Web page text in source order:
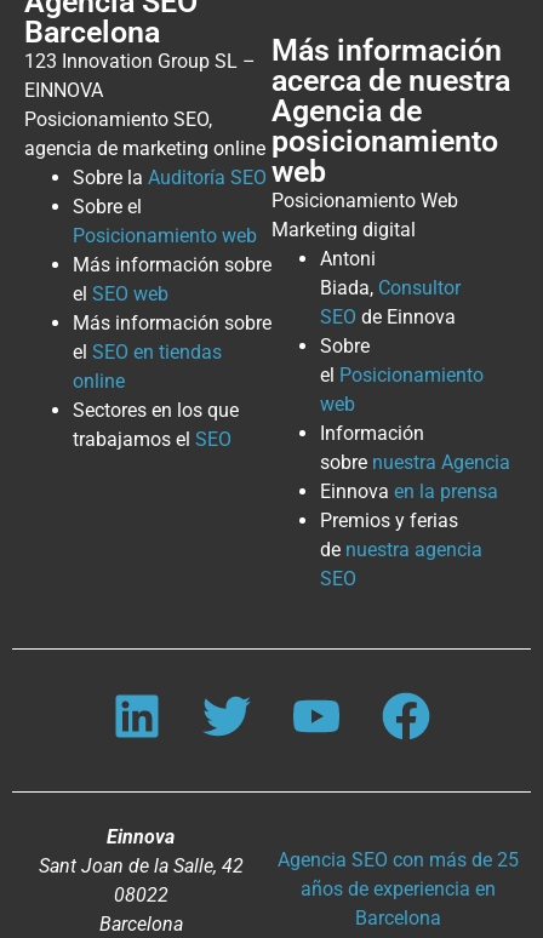
Barcelona
123 Innovation Group SL –
EINNOVA
Posicionamiento SEO,
agencia de marketing online
Sobre la Auditoría SEO
Sobre el
Posicionamiento web
Más información sobre
el SEO web
Más información sobre
el SEO en tiendas
online
Sectores en los que
trabajamos el SEO
Más información
acerca de nuestra
Agencia de
posicionamiento
web
Posicionamiento Web
Marketing digital
Antoni
Biada, Consultor
SEO de Einnova
Sobre
el Posicionamiento
web
Información
sobre nuestra Agencia
Einnova en la prensa
Premios y ferias
de nuestra agencia
SEO
Einnova
Sant Joan de la Salle, 42
08022
Barcelona
Agencia SEO con más de 25
años de experiencia en
Barcelona